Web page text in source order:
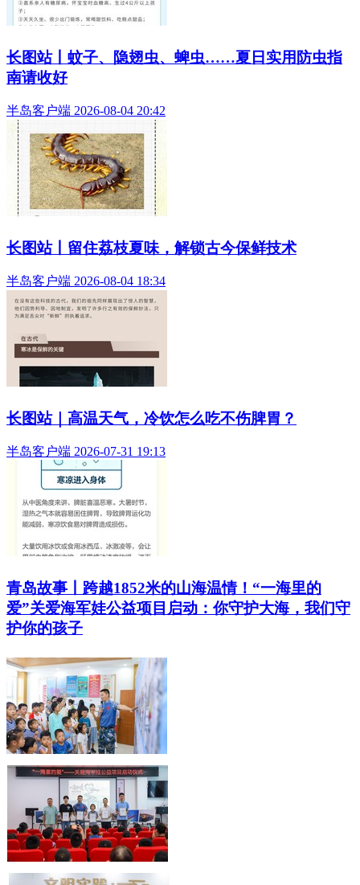
长图站丨蚊子、隐翅虫、蜱虫……夏日实用防虫指
南请收好
半岛客户端 2026-08-04 20:42
长图站丨留住荔枝夏味，解锁古今保鲜技术
半岛客户端 2026-08-04 18:34
长图站｜高温天气，冷饮怎么吃不伤脾胃？
半岛客户端 2026-07-31 19:13
青岛故事丨跨越1852米的山海温情！“一海里的
爱”关爱海军娃公益项目启动：你守护大海，我们守
护你的孩子